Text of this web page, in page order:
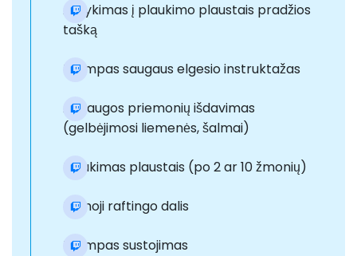
Atvykimas į plaukimo plaustais pradžios
tašką
Trumpas saugaus elgesio instruktažas
Apsaugos priemonių išdavimas
(gelbėjimosi liemenės, šalmai)
Plaukimas plaustais (po 2 ar 10 žmonių)
Pirmoji raftingo dalis
Trumpas sustojimas